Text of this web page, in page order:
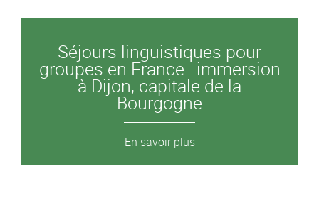
Séjours linguistiques pour
groupes en France : immersion
à Dijon, capitale de la
Bourgogne
En savoir plus